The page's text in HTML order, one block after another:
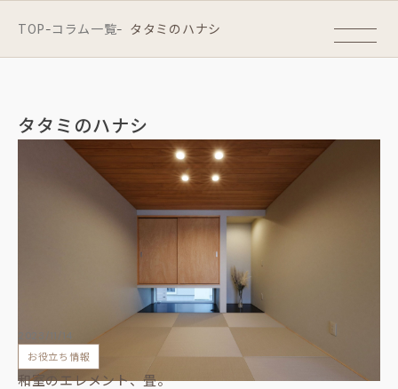
TOP-コラム一覧- タタミのハナシ
タタミのハナシ
2023/11/14
お役立ち情報
和室のエレメント、畳。